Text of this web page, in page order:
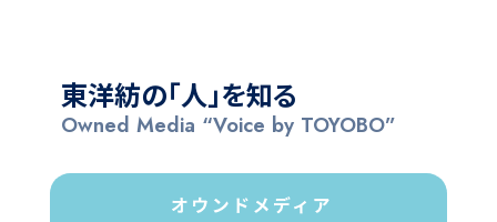
東洋紡の「人」を知る
Owned Media “Voice by TOYOBO”